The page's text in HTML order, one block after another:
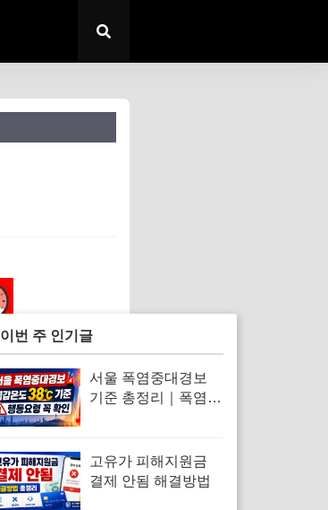
이번 주 인기글
서울 폭염중대경보
기준 총정리｜폭염경
고유가 피해지원금
결제 안됨 해결방법